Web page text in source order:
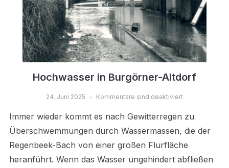
Hochwasser in Burgörner-Altdorf
24. Juni 2025 Kommentare sind deaktiviert
Immer wieder kommt es nach Gewitterregen zu
Überschwemmungen durch Wassermassen, die der
Regenbeek-Bach von einer großen Flurfläche
heranführt. Wenn das Wasser ungehindert abfließen